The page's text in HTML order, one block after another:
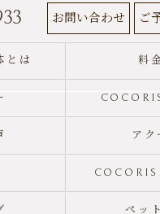
お問い合わせ ご
とは 料
アク
ペッ